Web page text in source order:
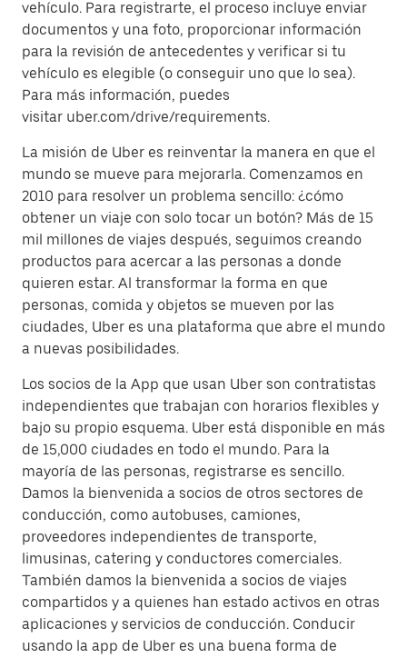
vehículo. Para registrarte, el proceso incluye enviar
documentos y una foto, proporcionar información
para la revisión de antecedentes y verificar si tu
vehículo es elegible (o conseguir uno que lo sea).
Para más información, puedes
visitar uber.com/drive/requirements.
La misión de Uber es reinventar la manera en que el
mundo se mueve para mejorarla. Comenzamos en
2010 para resolver un problema sencillo: ¿cómo
obtener un viaje con solo tocar un botón? Más de 15
mil millones de viajes después, seguimos creando
productos para acercar a las personas a donde
quieren estar. Al transformar la forma en que
personas, comida y objetos se mueven por las
ciudades, Uber es una plataforma que abre el mundo
a nuevas posibilidades.
Los socios de la App que usan Uber son contratistas
independientes que trabajan con horarios flexibles y
bajo su propio esquema. Uber está disponible en más
de 15,000 ciudades en todo el mundo. Para la
mayoría de las personas, registrarse es sencillo.
Damos la bienvenida a socios de otros sectores de
conducción, como autobuses, camiones,
proveedores independientes de transporte,
limusinas, catering y conductores comerciales.
También damos la bienvenida a socios de viajes
compartidos y a quienes han estado activos en otras
aplicaciones y servicios de conducción. Conducir
usando la app de Uber es una buena forma de